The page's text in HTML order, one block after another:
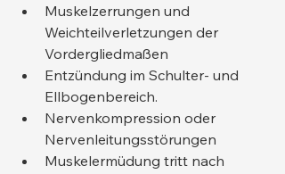
Muskelzerrungen und
Weichteilverletzungen der
Vordergliedmaßen
Entzündung im Schulter- und
Ellbogenbereich.
Nervenkompression oder
Nervenleitungsstörungen
Muskelermüdung tritt nach